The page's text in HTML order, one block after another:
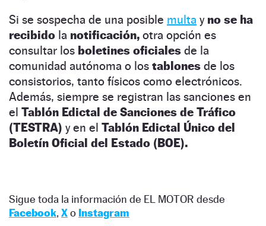
Si se sospecha de una posible multa y no se ha
recibido la notificación, otra opción es
consultar los boletines oficiales de la
comunidad autónoma o los tablones de los
consistorios, tanto físicos como electrónicos.
Además, siempre se registran las sanciones en
el Tablón Edictal de Sanciones de Tráfico
(TESTRA) y en el Tablón Edictal Único del
Boletín Oficial del Estado (BOE).
Sigue toda la información de EL MOTOR desde
Facebook, Xo Instagram